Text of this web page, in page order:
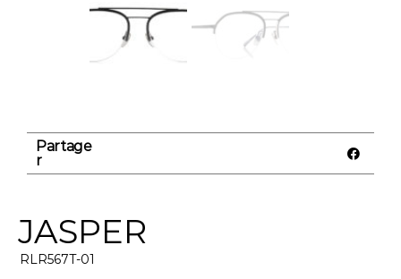
Partage
r
JASPER
RLR567T-01